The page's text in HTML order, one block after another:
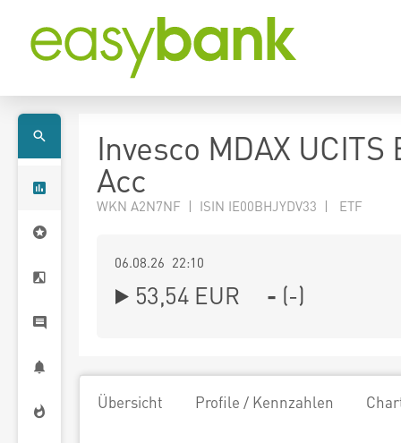
Invesco MDAX UCITS
Acc
WKN A2N7NF | ISIN IE00BHJYDV33 | ETF
06.08.26 22:10
53,54 EUR - (-)
Übersicht Profile / Kennzahlen